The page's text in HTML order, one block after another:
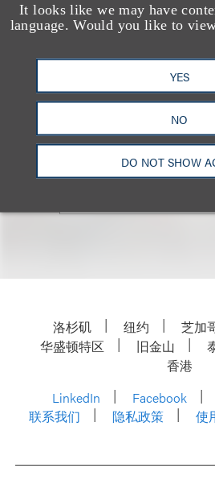
It looks like we may have
language. Would you like to
YES
NO
DO NOT SHOW
Albert M. Cohen
+1.310.282.2228
洛杉矶 纽约 芝加
华盛顿特区
旧金山
香港
LinkedIn
Facebook
联系我们
隐私政策 使